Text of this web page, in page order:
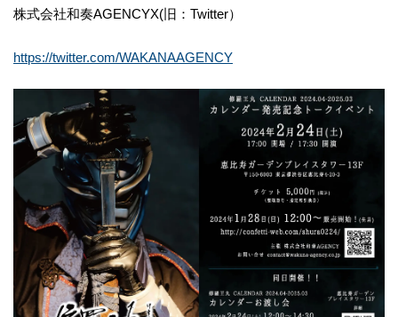
株式会社和奏AGENCYX(旧：Twitter）
https://twitter.com/WAKANAAGENCY